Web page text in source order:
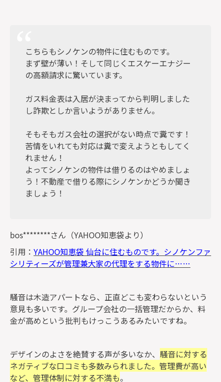
こちらもシノケンの物件に住むものです。
まず壁が薄い！そして同じくエスケーエナジー
の高額請求に驚いています。
ガス料金表は入居が決まってから判明しました
し詐欺としか言いようがありません。
そもそもガス会社の選択がない時点で糞です！
苦情をいれても対応は糞で変えようともしてく
れません！
よってシノケンの物件は借りるのはやめましょ
う！不動産で借りる際にシノケンかどうか聞き
ましょう！
bos********さん（YAHOO知恵袋より）
引用： YAHOO知恵袋 仙台に住むものです。シノケンファ
シリティーズが管理兼大家の代理をする物件に……
騒音は木造アパートなら、正直どこも変わらないという
意見も多いです。 グループ会社の一括管理だからか、料
金が高めという批判もけっこうあるみたいですね。
デザインのよさを絶賛する声が多いなか、 騒音に対する
ネガティブな口コミも多数みられました。管理費が高い
など、管理体制に対する不満も。